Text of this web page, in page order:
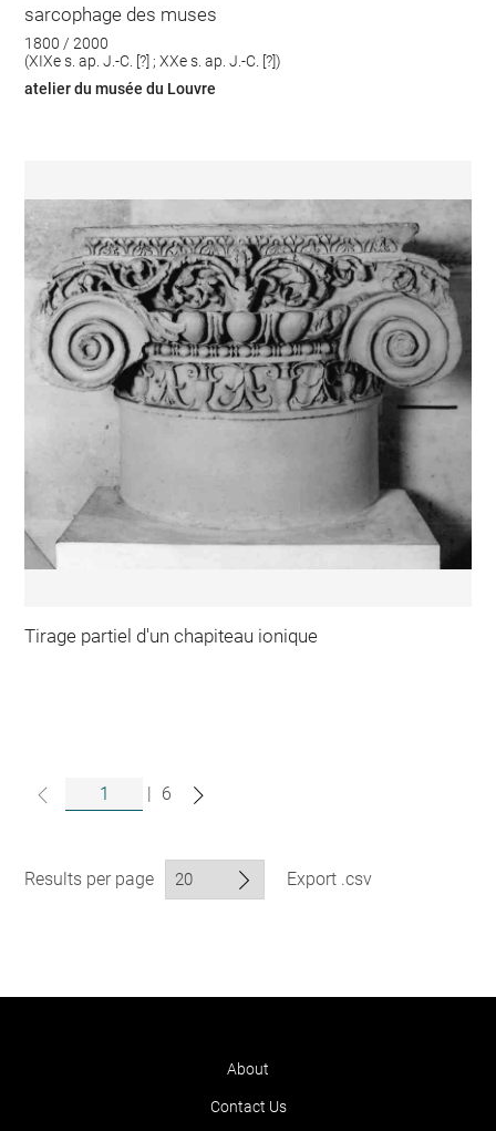
sarcophage des muses
1800 / 2000
(XIXe s. ap. J.-C. [?] ; XXe s. ap. J.-C. [?])
atelier du musée du Louvre
Tirage partiel d'un chapiteau ionique
| 6
Results per page Export .csv
About
Contact Us